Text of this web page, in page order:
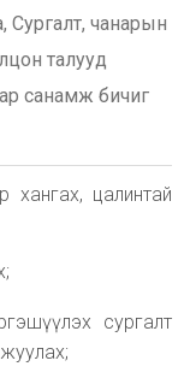
чанарын
талууд
санамж бичиг
хангах, цалинтай
сургалт